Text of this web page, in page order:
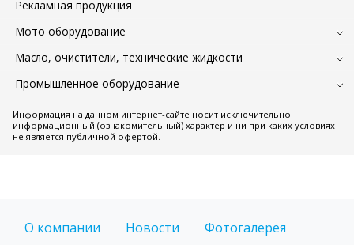
Рекламная продукция
Мото оборудование
Масло, очистители, технические жидкости
Промышленное оборудование
Информация на данном интернет-сайте носит исключительно
информационный (ознакомительный) характер и ни при каких условиях
не является публичной офертой.
О компании Новости
Фотогалерея